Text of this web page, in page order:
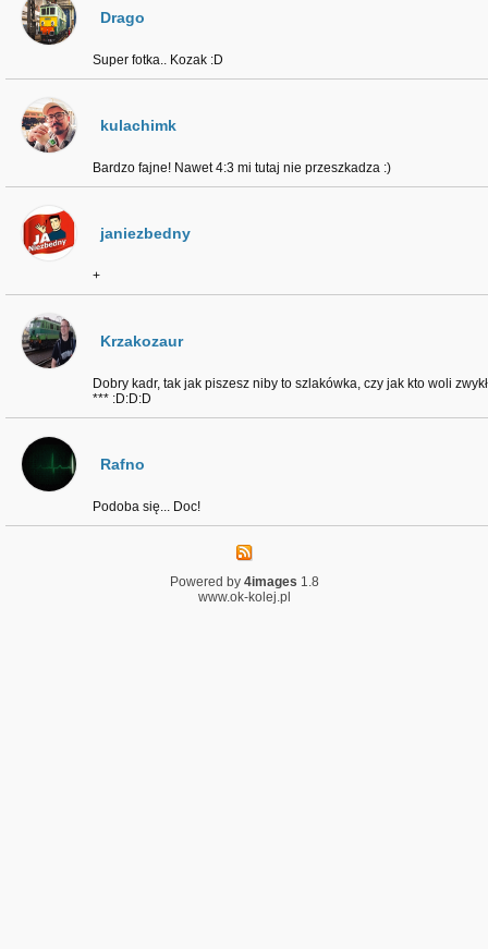
Drago
Super fotka.. Kozak :D
kulachimk
Bardzo fajne! Nawet 4:3 mi tutaj nie przeszkadza :)
janiezbedny
+
Krzakozaur
Dobry kadr, tak jak piszesz niby to szlakówka, czy jak kto woli
*** :D:D:D
Rafno
Podoba się... Doc!
Powered by 4images 1.8
www.ok-kolej.pl